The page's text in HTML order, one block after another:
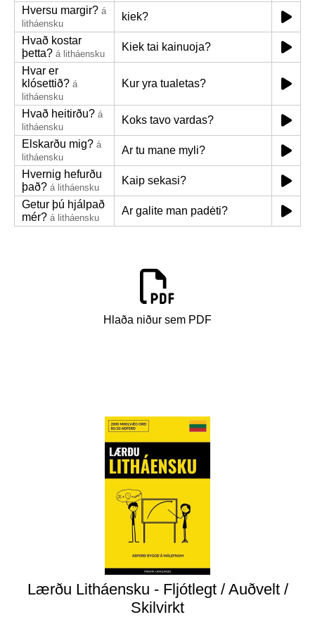
Hversu margir? á
litháensku
kiek?
Hvað kostar
þetta? á litháensku
Kiek tai kainuoja?
Hvar er
klósettið? á
litháensku
Kur yra tualetas?
Hvað heitirðu? á
litháensku
Koks tavo vardas?
Elskarðu mig? á
litháensku
Ar tu mane myli?
Hvernig hefurðu
það? á litháensku
Kaip sekasi?
Getur þú hjálpað
mér? á litháensku
Ar galite man padėti?
Hlaða niður sem PDF
Lærðu Litháensku - Fljótlegt / Auðvelt /
Skilvirkt